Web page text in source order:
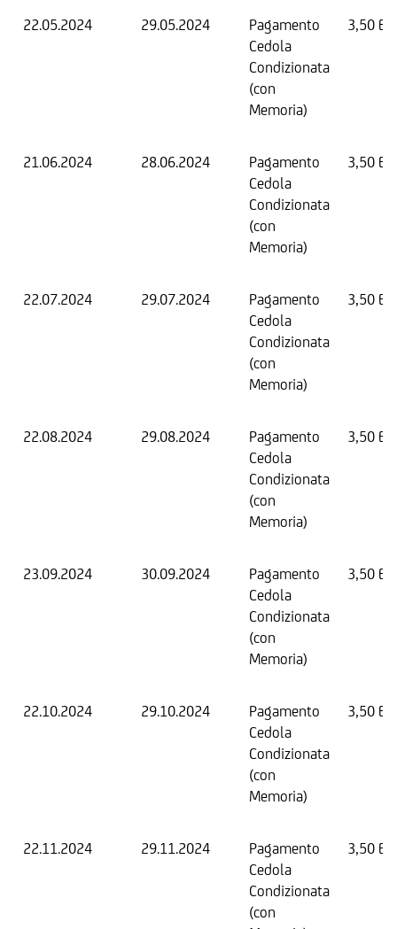
22.05.2024 29.05.2024
Pagamento
Cedola
Condizionata
(con
Memoria)
3,50
21.06.2024 28.06.2024
Pagamento
Cedola
Condizionata
(con
Memoria)
3,50
22.07.2024 29.07.2024
Pagamento
Cedola
Condizionata
(con
Memoria)
3,50
22.08.2024 29.08.2024
Pagamento
Cedola
Condizionata
(con
Memoria)
3,50
23.09.2024 30.09.2024
Pagamento
Cedola
Condizionata
(con
Memoria)
3,50
22.10.2024 29.10.2024
Pagamento
Cedola
Condizionata
(con
Memoria)
3,50
22.11.2024 29.11.2024
Pagamento
Cedola
Condizionata
(con
3,50